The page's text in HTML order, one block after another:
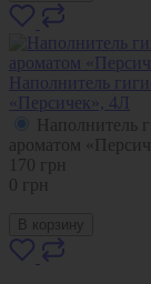
Наполнитель
«Персичек», 4Л
Наполнитель
ароматом
170 грн
0 грн
В корзину